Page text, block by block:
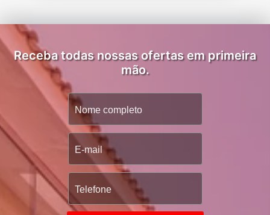
Receba todas nossas ofertas em primeira
mão.